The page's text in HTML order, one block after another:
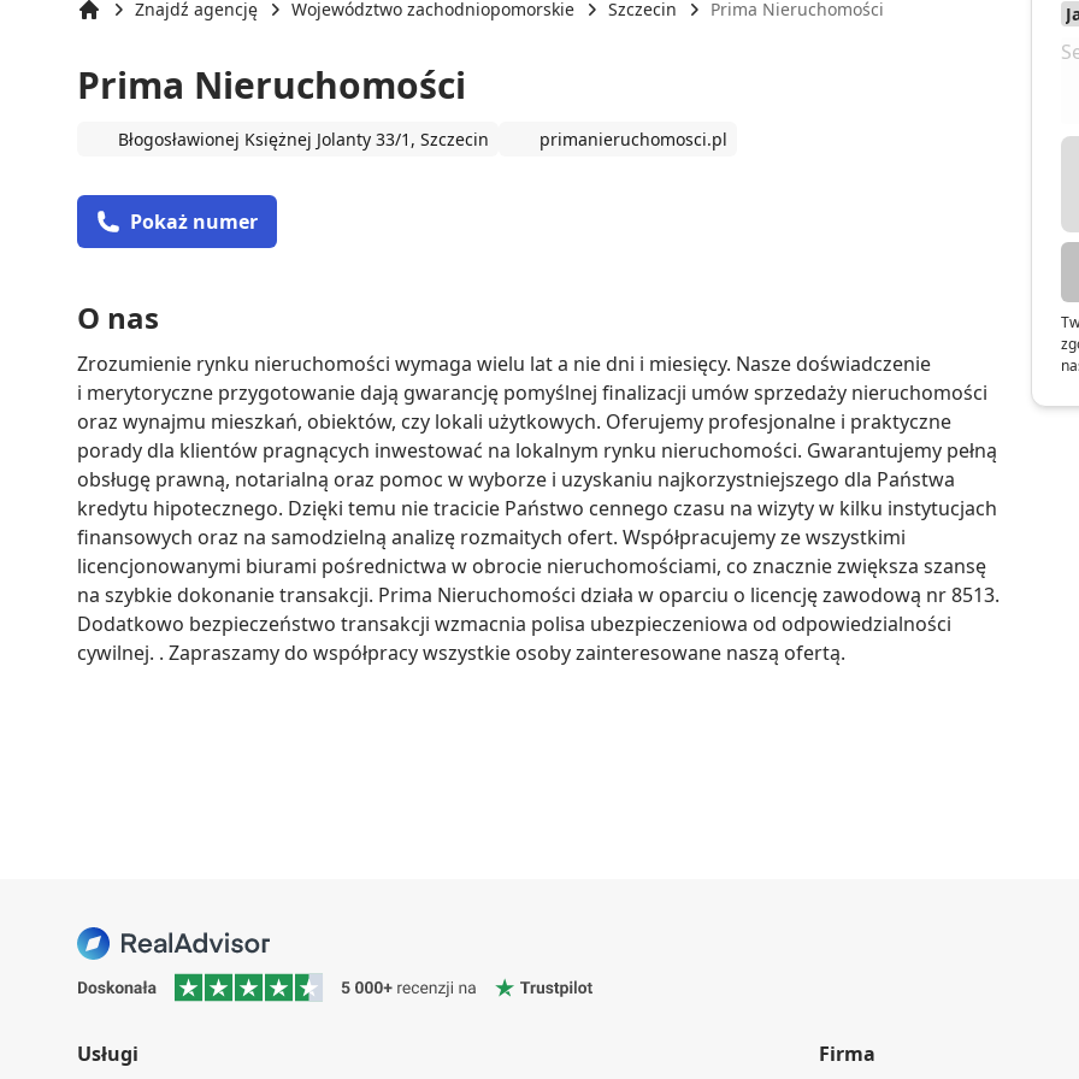
Znajdź agencję Województwo zachodniopomorskie Szczecin Prima Nieruchomości
Prima Nieruchomości
Błogosławionej Księżnej Jolanty 33/1, Szczecin primanieruchomosci.pl
Pokaż numer
O nas
Zrozumienie rynku nieruchomości wymaga wielu lat a nie dni i miesięcy. Nasze doświadczenie
i merytoryczne przygotowanie dają gwarancję pomyślnej finalizacji umów sprzedaży nieruchomości
oraz wynajmu mieszkań, obiektów, czy lokali użytkowych. Oferujemy profesjonalne i praktyczne
porady dla klientów pragnących inwestować na lokalnym rynku nieruchomości. Gwarantujemy pełną
obsługę prawną, notarialną oraz pomoc w wyborze i uzyskaniu najkorzystniejszego dla Państwa
kredytu hipotecznego. Dzięki temu nie tracicie Państwo cennego czasu na wizyty w kilku instytucjach
finansowych oraz na samodzielną analizę rozmaitych ofert. Współpracujemy ze wszystkimi
licencjonowanymi biurami pośrednictwa w obrocie nieruchomościami, co znacznie zwiększa szansę
na szybkie dokonanie transakcji. Prima Nieruchomości działa w oparciu o licencję zawodową nr 8513.
Dodatkowo bezpieczeństwo transakcji wzmacnia polisa ubezpieczeniowa od odpowiedzialności
cywilnej. . Zapraszamy do współpracy wszystkie osoby zainteresowane naszą ofertą.
Usługi Firma